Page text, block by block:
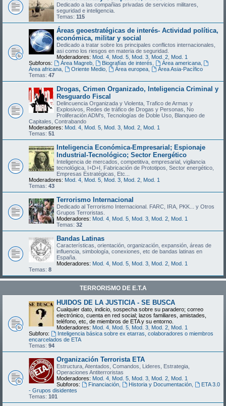
Dedicado a las compañias privadas de servicios militares,
seguridad e inteligencia.
Temas: 115
Áreas geoestratégicas de interés- Actividad política,
económica, militar y social
Dedicado a tratar sobre los principales conflictos internacionales,
asi como los riesgos en materia de seguridad.
Moderadores: Mod. 4 Mod. 5 Mod. 3 Mod. 2 Mod. 1
Subforos:
Área Magreb, Biografías de interés Área americana,
Área africana
Oriente Medio, Área europea,
Área Asia-Pacífico
Temas: 47
Drogas, Crimen Organizado, Inteligencia Criminal y
Resguardo Fiscal
Delincuencia Organizada y Violenta, Trafico de Armas y
Explosivos, Redes de tráfico de Drogas y Personas, No
Proliferación ADM's, Tecnologías de Doble Uso, Blanqueo de
Capitales, Contrabando
Moderadores: Mod. 4 Mod. 5 Mod. 3 Mod. 2 Mod. 1
Temas: 51
Inteligencia Económica-Empresarial; Espionaje
Industrial-Tecnológico; Sector Energético
Inteligencia de mercados, competitiva, empresarial, vigilancia
tecnológica, I+D+I, Fabricación de Prototipos, Sector energético,
Empresas Estratégicas, Etc...
Moderadores: Mod. 4 Mod. 5 Mod. 3 Mod. 2 Mod. 1
Temas: 43
Terrorismo Internacional
Dedicado al Terrorismo Internacional. FARC, IRA, PKK... y Otros
Grupos Terroristas.
Moderadores: Mod. 4 Mod. 5 Mod. 3 Mod. 2 Mod. 1
Temas: 32
Bandas Latinas
Características, orientación, organización, expansión, áreas de
influencia, simbología, conexiones, etc de bandas latinas en
España.
Moderadores: Mod. 4 Mod. 5 Mod. 3 Mod. 2 Mod. 1
Temas: 8
TERRORISMO DE E.T.A
HUIDOS DE LA JUSTICIA - SE BUSCA
Cualquier dato, indicio, sospecha sobre su paradero; correo
electrónico, cuenta en red social; lazos familiares, amistades,
teléfono, etc, de miembros de ETA y su entorno.
Moderadores: Mod. 4 Mod. 5 Mod. 3 Mod. 2 Mod. 1
Subforo:
Inteligencia básica sobre ex etarras, colaboradores o miembros
encarcelados de ETA
Temas: 94
Organización Terrorista ETA
Estructura, Atentados, Comandos, Lideres, Estrategia,
Operaciones Antiterroristas
Moderadores: Mod. 4 Mod. 5 Mod. 3 Mod. 2 Mod. 1
Subforos:
Financiación, Historia y Documentación,
ETA 3.0
- Grupos disidentes
Temas: 101